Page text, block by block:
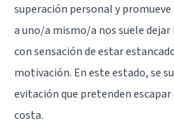
superación personal y
a uno/a mismo/a nos suele
con sensación de estar
motivación. En este estado, se
evitación que pretenden
costa.